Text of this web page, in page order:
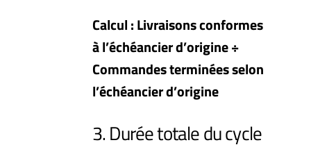
Calcul : Livraisons conformes
à l’échéancier d’origine ÷
Commandes terminées selon
l’échéancier d’origine
3. Durée totale du cycle